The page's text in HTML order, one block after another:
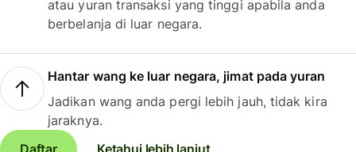
atau yuran transaksi yang tinggi apabila anda
berbelanja di luar negara.
Hantar wang ke luar negara, jimat pada yuran
Jadikan wang anda pergi lebih jauh, tidak kira
jaraknya.
Daftar
Ketahui lebih lanjut